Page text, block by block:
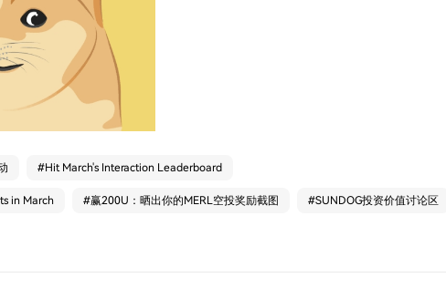
#Hit March's Interaction Leaderboard
in March #赢200U：晒出你的MERL空投奖励截图 #SUNDOG投资价值讨论区